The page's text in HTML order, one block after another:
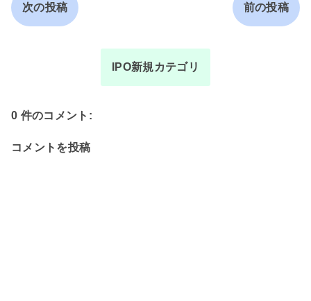
次の投稿 前の投稿
IPO新規カテゴリ
0 件のコメント:
コメントを投稿